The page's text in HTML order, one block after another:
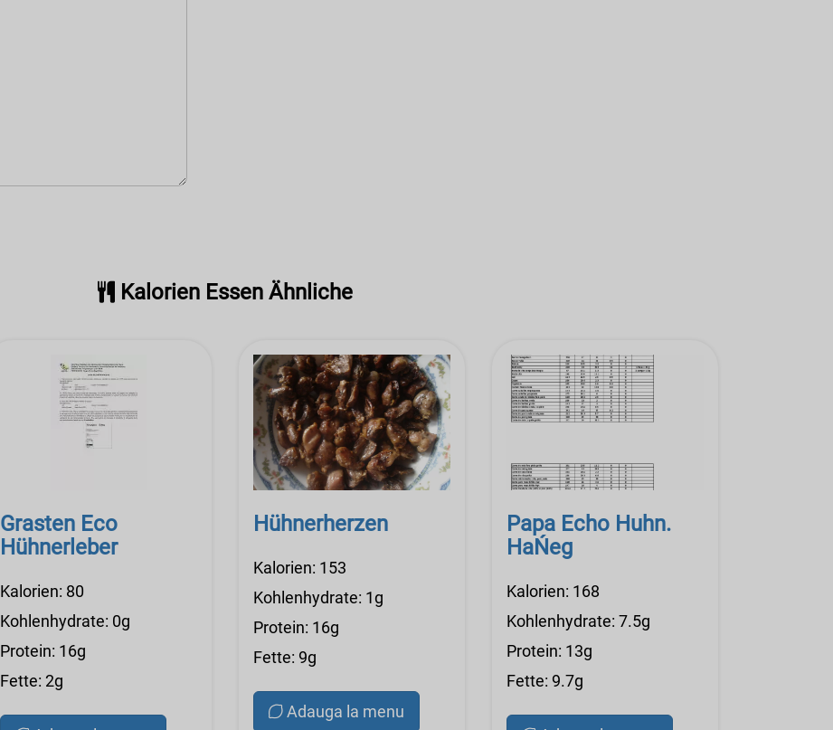
Kalorien Essen Ähnliche
Grasten Eco
Hühnerleber
Kalorien: 80
Kohlenhydrate: 0g
Protein: 16g
Fette: 2g
Hühnerherzen
Kalorien: 153
Kohlenhydrate: 1g
Protein: 16g
Fette: 9g
Adauga la menu
Papa Echo Huhn.
HaŃeg
Kalorien: 168
Kohlenhydrate: 7.5g
Protein: 13g
Fette: 9.7g